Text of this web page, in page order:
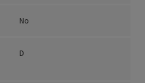
No
D